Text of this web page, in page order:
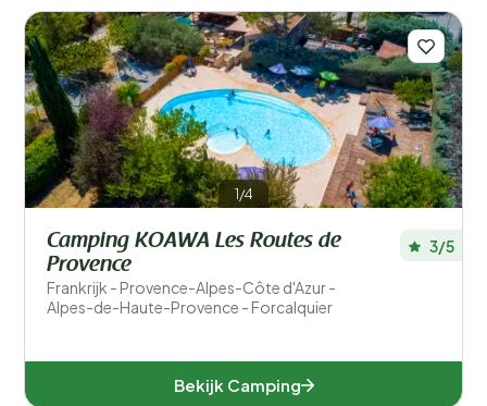
1/4
Camping KOAWA Les Routes de
Provence
Frankrijk - Provence-Alpes-Côte d'Azur -
Alpes-de-Haute-Provence - Forcalquier
3/5
Bekijk Camping